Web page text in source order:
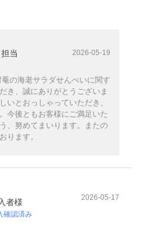
当 2026-05-19
の海老サラダせんべいに関す
き、誠にありがとうございま
いとおっしゃっていただき、
今後ともお客様にご満足いた
、努めてまいります。またの
ります。
者様
確認済み
2026-05-17